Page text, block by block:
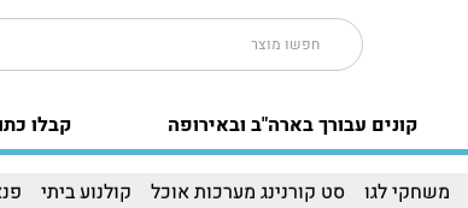
קבלו קונים עבורך בארה"ב ובאירופה
משחקי לגו סט קורנינג מערכות אוכל קולנוע ביתי